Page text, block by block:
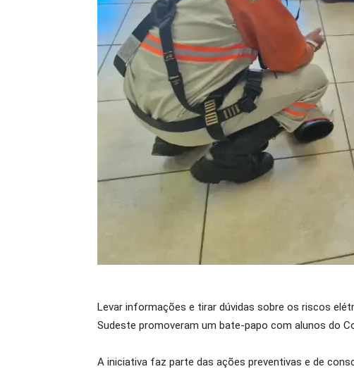
Levar informações e tirar dúvidas sobre os riscos
Sudeste promoveram um bate-papo com alunos do
A iniciativa faz parte das ações preventivas e de